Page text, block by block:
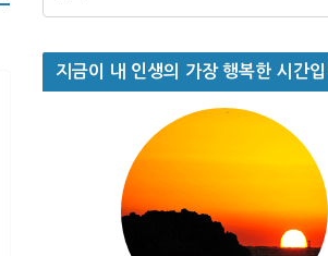
지금이 내 인생의 가장 행복한 시간